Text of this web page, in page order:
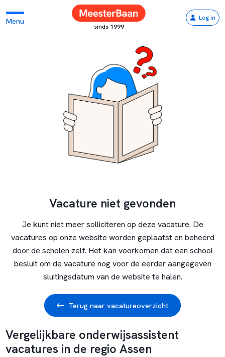
Menu
sinds 1999
Log in
Vacature niet gevonden
Je kunt niet meer solliciteren op deze vacature. De
vacatures op onze website worden geplaatst en beheerd
door de scholen zelf. Het kan voorkomen dat een school
besluit om de vacature nog voor de eerder aangegeven
sluitingsdatum van de website te halen.
Terug naar vacatureoverzicht
Vergelijkbare onderwijsassistent
vacatures in de regio Assen